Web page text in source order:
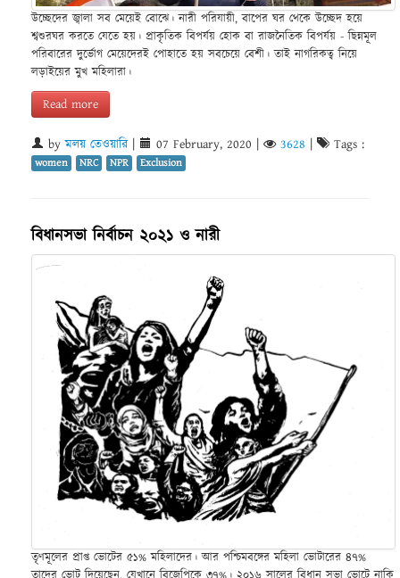
উচ্ছেদের জ্বালা সব মেয়েই বোঝে। নারী পরিযায়ী, বাপের ঘর থেকে উচ্ছেদ হয়ে
শ্বশুরঘর করতে যেতে হয়। প্রাকৃতিক বিপর্যয় হোক বা রাজনৈতিক বিপর্যয় - ছিন্নমূল
পরিবারের দুর্ভোগ মেয়েদেরই পোহাতে হয় সবচেয়ে বেশী। তাই নাগরিকত্ব নিয়ে
লড়াইয়ের মুখ মহিলারা।
Read more
byমলয় তেওয়ারি| 07 February, 2020 3628 Tags :
women NRC NPR Exclusion
বিধানসভা নির্বাচন ২০২১ ও নারী
তৃণমূলের প্রাপ্ত ভোটের ৫১% মহিলাদের। আর পশ্চিমবঙ্গের মহিলা ভোটারের ৪৭%